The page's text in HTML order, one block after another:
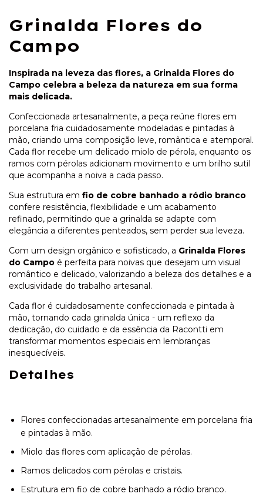
Grinalda Flores do
Campo
Inspirada na leveza das flores, a Grinalda Flores do
Campo celebra a beleza da natureza em sua forma
mais delicada.
Confeccionada artesanalmente, a peça reúne flores em
porcelana fria cuidadosamente modeladas e pintadas à
mão, criando uma composição leve, romântica e atemporal.
Cada flor recebe um delicado miolo de pérola, enquanto os
ramos com pérolas adicionam movimento e um brilho sutil
que acompanha a noiva a cada passo.
Sua estrutura em fio de cobre banhado a ródio branco
confere resistência, flexibilidade e um acabamento
refinado, permitindo que a grinalda se adapte com
elegância a diferentes penteados, sem perder sua leveza.
Com um design orgânico e sofisticado, a Grinalda Flores
do Campo é perfeita para noivas que desejam um visual
romântico e delicado, valorizando a beleza dos detalhes e a
exclusividade do trabalho artesanal.
Cada flor é cuidadosamente confeccionada e pintada à
mão, tornando cada grinalda única - um reflexo da
dedicação, do cuidado e da essência da Racontti em
transformar momentos especiais em lembranças
inesquecíveis.
Detalhes
Flores confeccionadas artesanalmente em porcelana fria
e pintadas à mão.
Miolo das flores com aplicação de pérolas.
Ramos delicados com pérolas e cristais.
Estrutura em fio de cobre banhado a ródio branco.